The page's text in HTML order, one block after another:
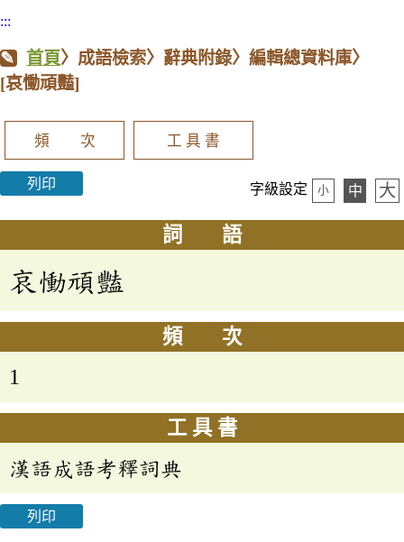
:::
首頁〉成語檢索〉辭典附錄〉編輯總資料庫〉
[哀慟頑豔]
頻 次 工 具 書
列印 字級設定 小 中 大
詞 語
哀慟頑豔
頻 次
1
工 具 書
漢語成語考釋詞典
列印